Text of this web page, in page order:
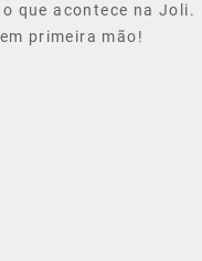
que acontece na Joli.
primeira mão!